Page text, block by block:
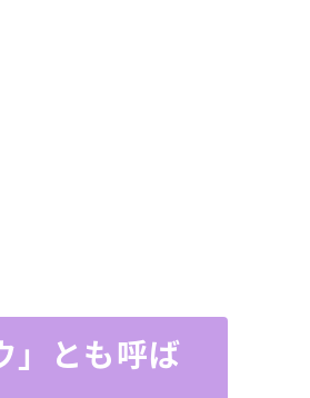
」とも呼ば